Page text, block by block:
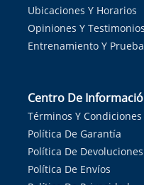
Ubicaciones Y Horarios
Opiniones Y Testimonios
Entrenamiento Y
Centro De
Términos Y Condiciones
Política De Garantía
Política De Devoluciones
Política De Envíos